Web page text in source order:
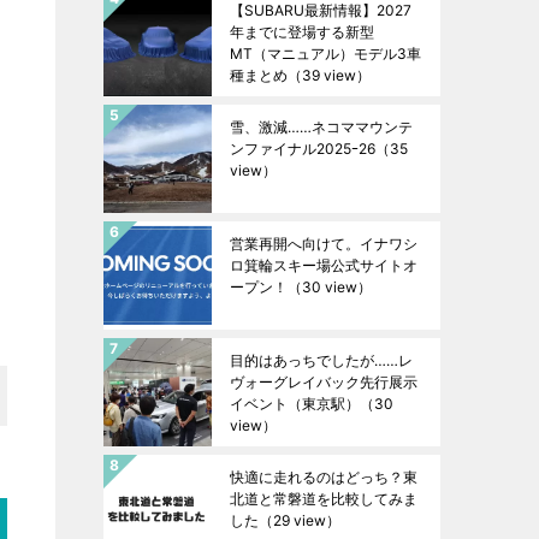
【SUBARU最新情報】2027
年までに登場する新型
MT（マニュアル）モデル3車
種まとめ （39 view）
雪、激減……ネコママウンテ
ンファイナル2025ｰ26 （35
view）
営業再開へ向けて。イナワシ
ロ箕輪スキー場公式サイトオ
ープン！
（30 view）
目的はあっちでしたが……レ
ヴォーグレイバック先行展示
イベント（東京駅）
（30
view）
快適に走れるのはどっち？東
北道と常磐道を比較してみま
した （29 view）